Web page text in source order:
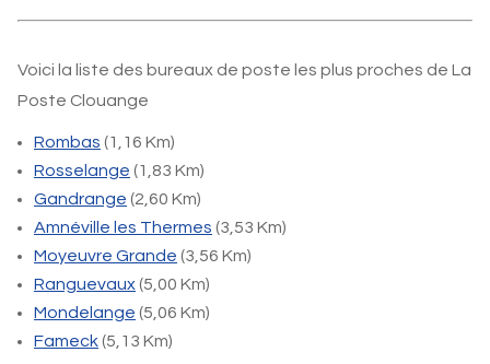
Voici la liste des bureaux de poste les plus proches de La
Poste Clouange
Rombas (1,16 Km)
Rosselange (1,83 Km)
Gandrange (2,60 Km)
Amnéville les Thermes (3,53 Km)
Moyeuvre Grande (3,56 Km)
Ranguevaux(5,00 Km)
Mondelange (5,06 Km)
Fameck(5,13 Km)